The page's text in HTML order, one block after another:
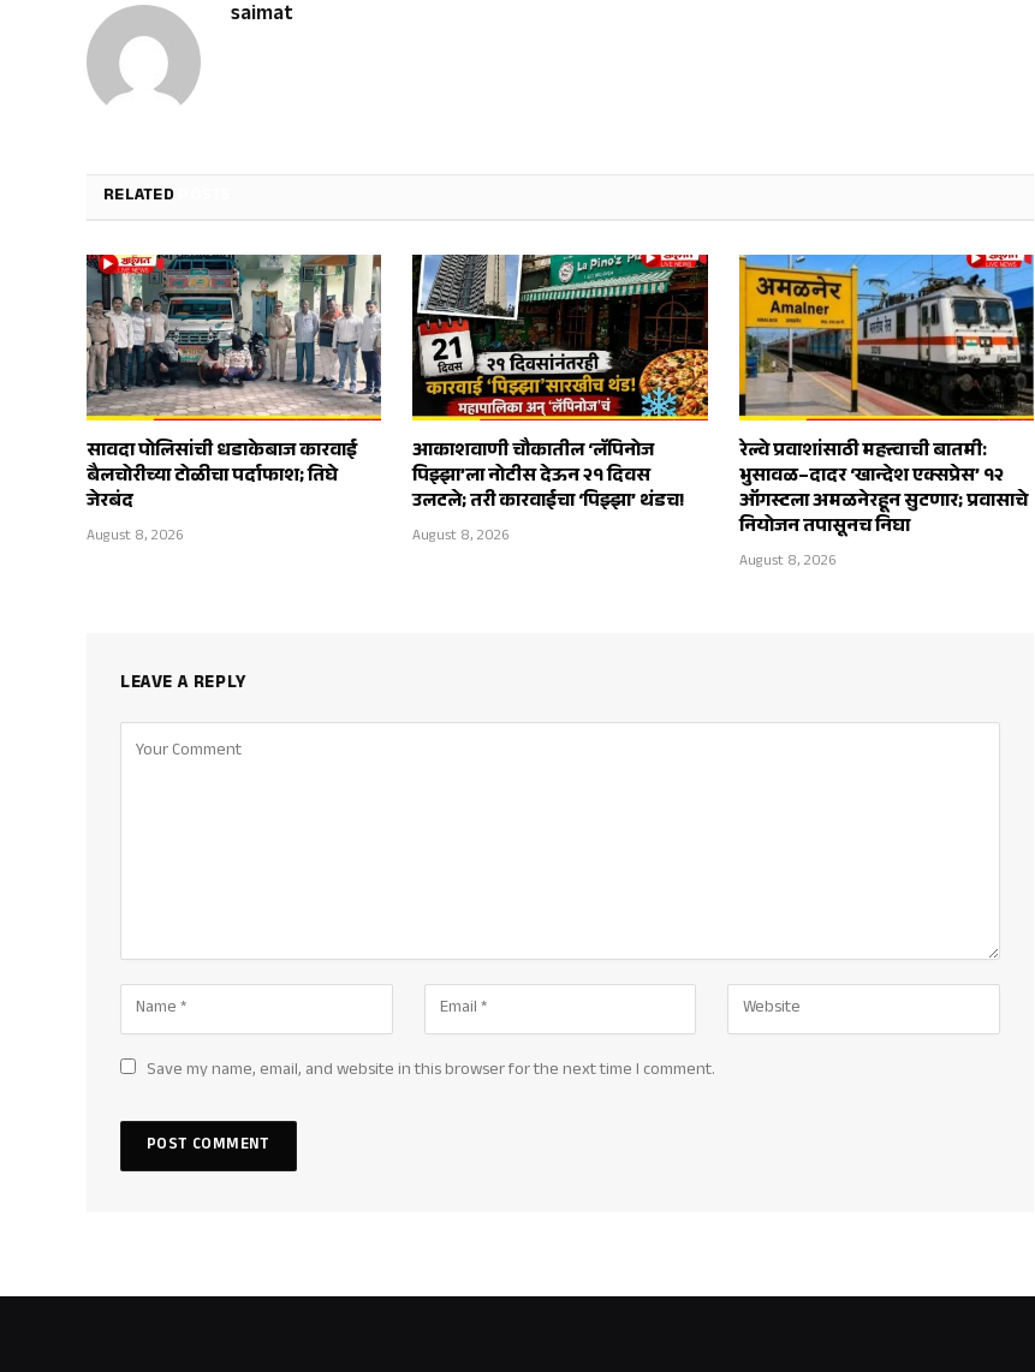
saimat
RELATED
सावदा पोलिसांची धडाकेबाज कारवाई
बैलचोरीच्या टोळीचा पर्दाफाश; तिघे
जेरबंद
August 8, 2026
आकाशवाणी चौकातील ‘लॅपिनोज
पिझ्झा’ला नोटीस देऊन २१ दिवस
उलटले; तरी कारवाईचा ‘पिझ्झा’ थंडच!
August 8, 2026
रेल्वे प्रवाशांसाठी महत्त्वाची बातमी:
भुसावळ–दादर ‘खान्देश एक्सप्रेस’ १२
ऑगस्टला अमळनेरहून सुटणार; प्रवासाचे
नियोजन तपासूनच निघा
August 8, 2026
LEAVE A REPLY
Save my name, email, and website in this browser for the next time I comment.